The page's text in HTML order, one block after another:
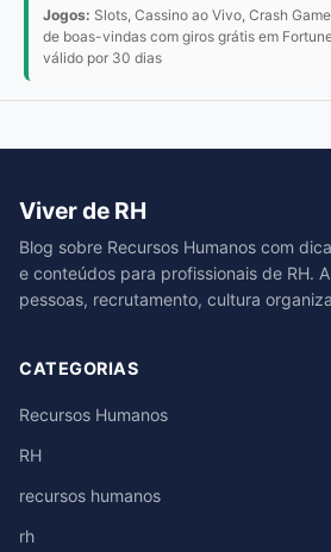
Jogos: Slots, Cassino ao Vivo, Crash
de boas-vindas com giros grátis em
válido por 30 dias
Viver de RH
Blog sobre Recursos Humanos com
e conteúdos para profissionais de RH.
pessoas, recrutamento, cultura
CATEGORIAS
Recursos Humanos
RH
recursos humanos
rh